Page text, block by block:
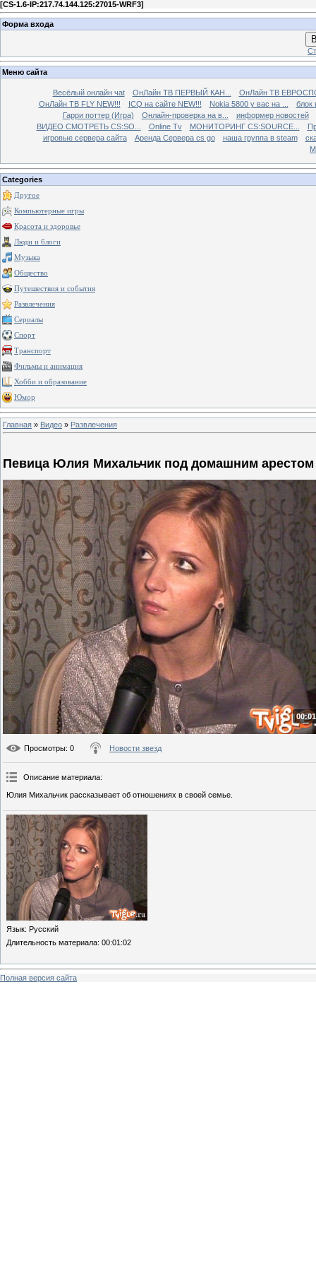
[CS-1.6-IP:217.74.144.125:27015-WRF3]
Форма входа
Меню сайта
Весёлый онлайн чаt ОнЛайн ТВ ПЕРВЫЙ КАН...
ОнЛайн ТВ
ОнЛайн ТВ FLY NEW!!!
ICQ на сайте NEW!!! Nokia 5800 у вас на ...
блок
Гарри поттер (Игра)
Онлайн-проверка на в...
информер новостей
ВИДЕО СМОТРЕТЬ CS:SO...
Online Tv МОНИТОРИНГ CS:SOURCE...
игровые сервера сайта
Аренда Сервера cs go наша группа в steam
Categories
Другое
Компьютерные игры
Красота и здоровье
Люди и блоги
Музыка
Общество
Путешествия и события
Развлечения
Сериалы
Спорт
Транспорт
Фильмы и анимация
Хобби и образование
Юмор
Главная » Видео » Развлечения
Певица Юлия Михальчик под домашним арестом
Просмотры: 0 Новости звезд
Описание материала:
Юлия Михальчик рассказывает об отношениях в своей семье.
Язык: Русский
Длительность материала: 00:01:02
Полная версия сайта